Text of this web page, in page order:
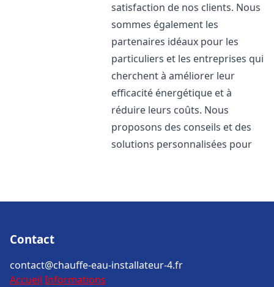
satisfaction de nos clients. Nous
sommes également les
partenaires idéaux pour les
particuliers et les entreprises qui
cherchent à améliorer leur
efficacité énergétique et à
réduire leurs coûts. Nous
proposons des conseils et des
solutions personnalisées pour
Contact
contact@chauffe-eau-installateur-4.fr
Accueil Informations